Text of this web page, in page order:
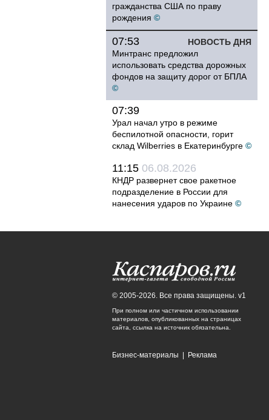
гражданства США по праву
рождения ©
НОВОСТЬ ДНЯ
07:53
Минтранс предложил
использовать средства дорожных
фондов на защиту дорог от БПЛА
©
07:39
Урал начал утро в режиме
беспилотной опасности, горит
склад Wilberries в Екатеринбурге ©
11:15 06.08.2026
КНДР развернет свое ракетное
подразделение в России для
нанесения ударов по Украине ©
© 2005-2026. Все права защищены. v1
При полном или частичном использовании
материалов, опубликованных на страницах
сайта, ссылка на источник обязательна.
Бизнес-материалы Реклама